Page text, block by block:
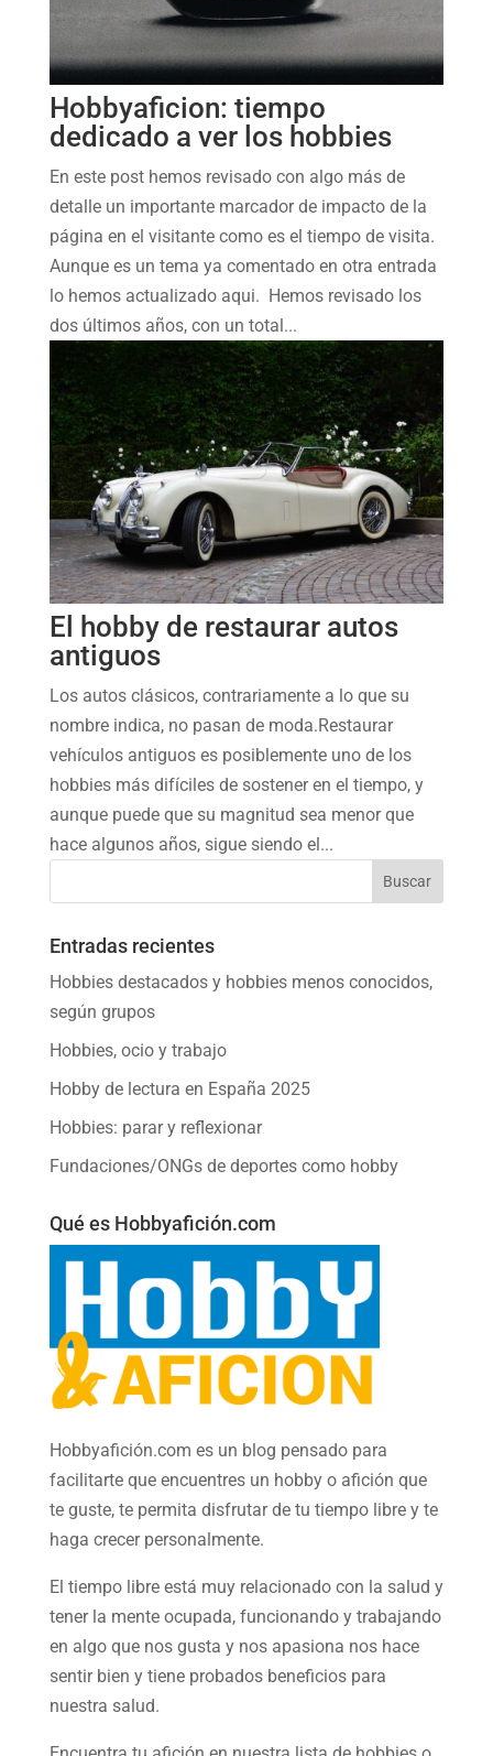
Hobbyaficion: tiempo
dedicado a ver los hobbies
En este post hemos revisado con algo más de
detalle un importante marcador de impacto de la
página en el visitante como es el tiempo de visita.
Aunque es un tema ya comentado en otra entrada
lo hemos actualizado aqui. Hemos revisado los
dos últimos años, con un total...
El hobby de restaurar autos
antiguos
Los autos clásicos, contrariamente a lo que su
nombre indica, no pasan de moda.Restaurar
vehículos antiguos es posiblemente uno de los
hobbies más difíciles de sostener en el tiempo, y
aunque puede que su magnitud sea menor que
hace algunos años, sigue siendo el...
Entradas recientes
Hobbies destacados y hobbies menos conocidos,
según grupos
Hobbies, ocio y trabajo
Hobby de lectura en España 2025
Hobbies: parar y reflexionar
Fundaciones/ONGs de deportes como hobby
Qué es Hobbyafición.com
Hobbyafición.com es un blog pensado para
facilitarte que encuentres un hobby o afición que
te guste, te permita disfrutar de tu tiempo libre y te
haga crecer personalmente.
El tiempo libre está muy relacionado con la salud y
tener la mente ocupada, funcionando y trabajando
en algo que nos gusta y nos apasiona nos hace
sentir bien y tiene probados beneficios para
nuestra salud.